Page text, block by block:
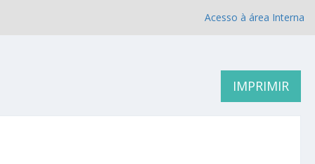
Acesso à área Interna
IMPRIMIR